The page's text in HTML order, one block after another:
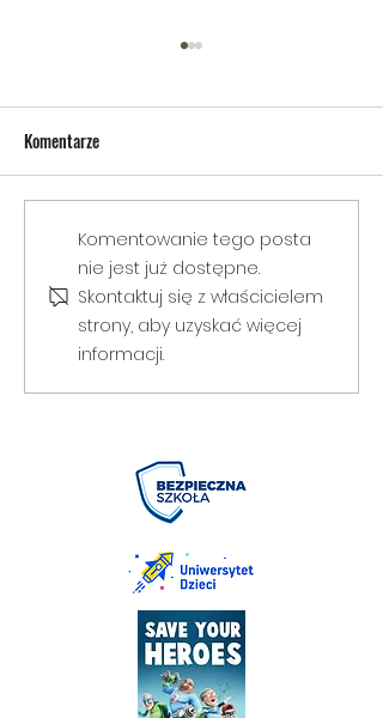
V Gminny Turniej Szachowy o
Puchar Burmistrza Bełżyc
Komentarze
Komentowanie tego posta
nie jest już dostępne.
Skontaktuj się z właścicielem
strony, aby uzyskać więcej
informacji.